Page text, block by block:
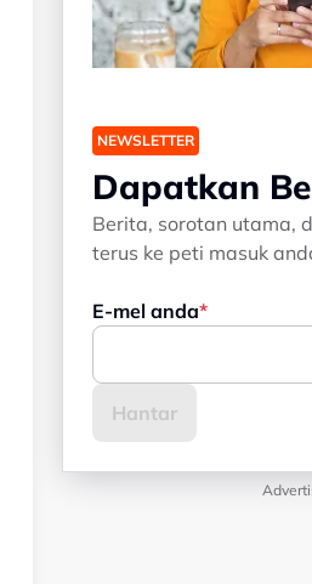
NEWSLETTER
Dapatkan
Berita, sorotan utama,
terus ke peti masuk
E-mel anda